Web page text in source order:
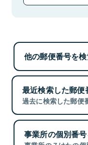
他の郵便番号を
最近検索した郵便
過去に検索した郵便
事業所の個別番